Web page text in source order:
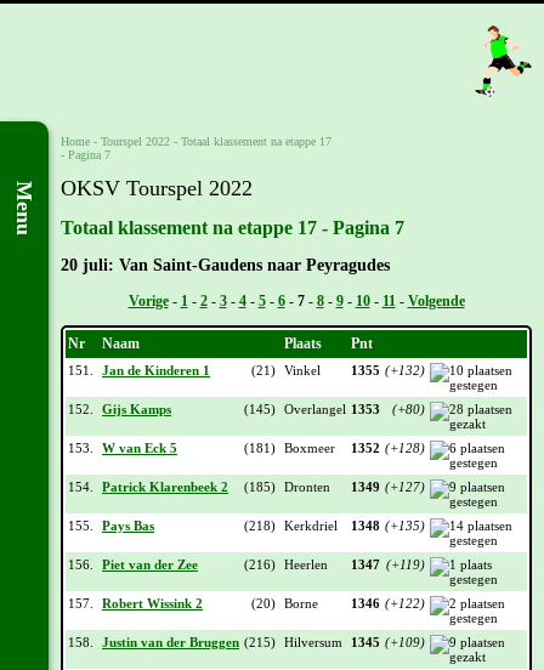
Menu
Home - Tourspel 2022 - Totaal klassement na etappe 17
- Pagina 7
OKSV Tourspel 2022
Totaal klassement na etappe 17 - Pagina 7
20 juli: Van Saint-Gaudens naar Peyragudes
Vorige- 1- 2- 3- 4- 5- 6- 7- 8- 9- 10- 11- Volgende
Nr Naam Plaats Pnt
151. Jan de Kinderen 1 (21) Vinkel 1355 (+132)
152. Gijs Kamps (145) Overlangel 1353 (+80)
153. W van Eck 5 (181) Boxmeer 1352 (+128)
154. Patrick Klarenbeek 2 (185) Dronten 1349 (+127)
155. Pays Bas (218) Kerkdriel 1348 (+135)
156. Piet van der Zee (216) Heerlen 1347 (+119)
157. Robert Wissink 2 (20) Borne 1346 (+122)
158. Justin van der Bruggen (215) Hilversum 1345 (+109)